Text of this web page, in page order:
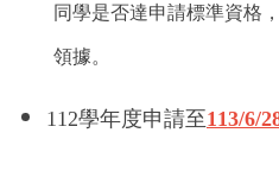
同學是否達申請標準資格
領據。
112學年度申請至113/6/